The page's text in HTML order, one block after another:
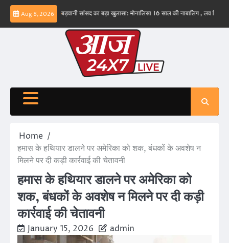
Skip
content
Aug 8, 2026
– ईरान बड़वानी सांसद का बड़ा खुलासा: मोनालिसा 16 साल की नाबालिग , लव जिहाद के षडयंत्र
Home
हमास के हथियार डालने पर अमेरिका को शक, बंधकों के अवशेष न
मिलने पर दी कड़ी कार्रवाई की चेतावनी
हमास के हथियार डालने पर अमेरिका को
शक, बंधकों के अवशेष न मिलने पर दी कड़ी
कार्रवाई की चेतावनी
January 15, 2026 admin